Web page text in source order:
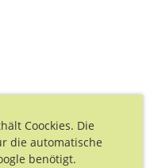
Coockies. Die
die automatische
benötigt.